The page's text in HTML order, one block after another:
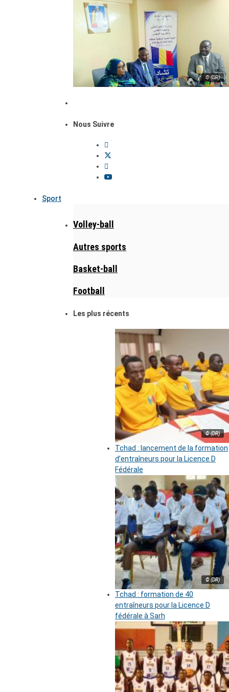
© (DR)
Nous Suivre
Sport
Volley-ball
Autres sports
Basket-ball
Football
Les plus récents
© (DR)
Tchad : lancement de la formation
d’entraîneurs pour la Licence D
Fédérale
© (DR)
Tchad : formation de 40
entraîneurs pour la Licence D
fédérale à Sarh